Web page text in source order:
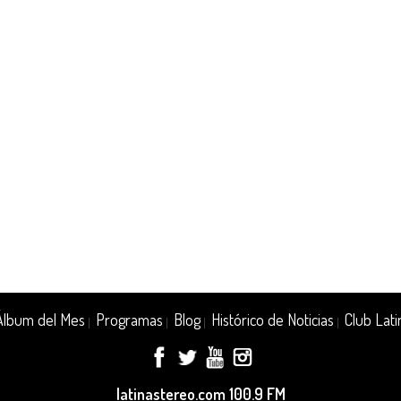
del Mes Programas Blog| Histórico de Noticias Club
latinastereo.com 100.9 FM